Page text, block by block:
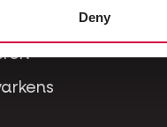
Deny